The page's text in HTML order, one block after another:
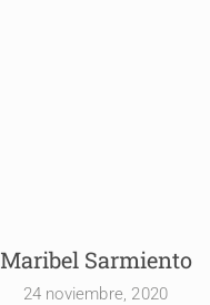
Maribel Sarmiento
24 noviembre, 2020